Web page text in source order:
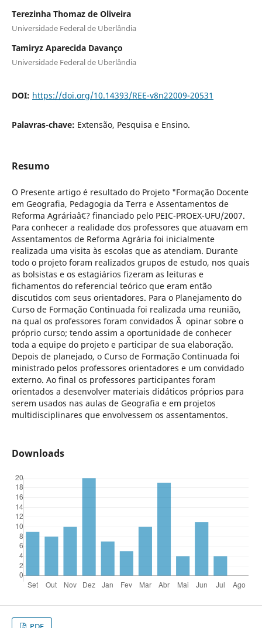
Terezinha Thomaz de Oliveira
Universidade Federal de Uberlândia
Tamiryz Aparecida Davanço
Universidade Federal de Uberlândia
DOI: https://doi.org/10.14393/REE-v8n22009-20531
Palavras-chave: Extensão, Pesquisa e Ensino.
Resumo
O Presente artigo é resultado do Projeto "Formação Docente
em Geografia, Pedagogia da Terra e Assentamentos de
Reforma Agráriaâ€? financiado pelo PEIC-PROEX-UFU/2007.
Para conhecer a realidade dos professores que atuavam em
Assentamentos de Reforma Agrária foi inicialmente
realizada uma visita às escolas que as atendiam. Durante
todo o projeto foram realizados grupos de estudo, nos quais
as bolsistas e os estagiários fizeram as leituras e
fichamentos do referencial teórico que eram então
discutidos com seus orientadores. Para o Planejamento do
Curso de Formação Continuada foi realizada uma reunião,
na qual os professores foram convidados Ã opinar sobre o
próprio curso; tendo assim a oportunidade de conhecer
toda a equipe do projeto e participar de sua elaboração.
Depois de planejado, o Curso de Formação Continuada foi
ministrado pelos professores orientadores e um convidado
externo. Ao final os professores participantes foram
orientados a desenvolver materiais didáticos próprios para
serem usados nas aulas de Geografia e em projetos
multidisciplinares que envolvessem os assentamentos.
Downloads